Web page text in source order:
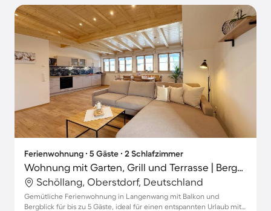
Ferienwohnung ∙ 5 Gäste ∙ 2 Schlafzimmer
Wohnung mit Garten, Grill und Terrasse | Bergblick
Schöllang, Oberstdorf, Deutschland
Gemütliche Ferienwohnung in Langenwang mit Balkon und
Bergblick für bis zu 5 Gäste, ideal für einen entspannten Urlaub mit